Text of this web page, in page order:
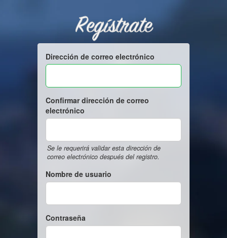
Regístrate
Dirección de correo electrónico
Confirmar dirección de correo
electrónico
Se le requerirá validar esta dirección de
correo electrónico después del registro.
Nombre de usuario
Contraseña